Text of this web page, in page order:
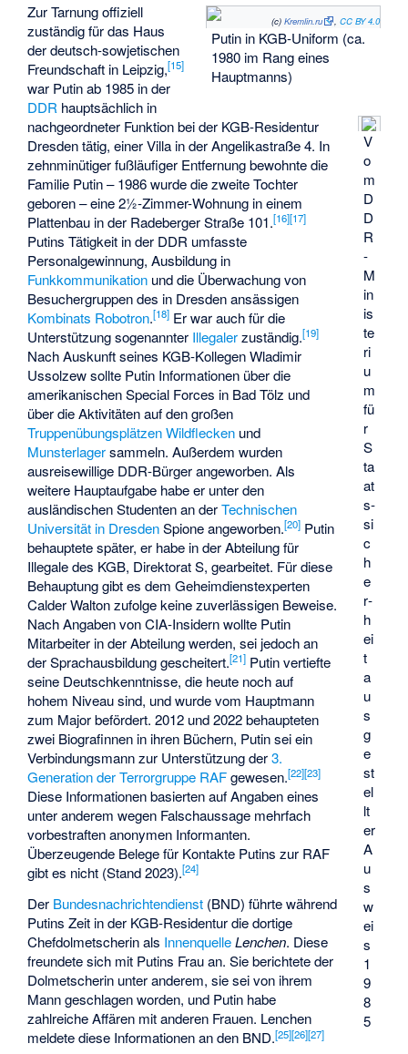
(c) Kremlin.ru , CC BY 4.0
Putin in KGB-Uniform (ca.
1980 im Rang eines
Hauptmanns)
V
o
m
D
D
R
-
M
in
is
te
ri
u
m
fü
r
S
ta
at
s­
si
c
h
e
r­
h
ei
t
a
u
s
g
e
st
el
lt
er
A
u
s
w
ei
s
1
9
8
5
Zur Tarnung offiziell
zuständig für das Haus
der deutsch-sowjetischen
Freundschaft in Leipzig,[15]
war Putin ab 1985 in der
DDR hauptsächlich in
nachgeordneter Funktion bei der KGB-Residentur
Dresdentätig, einer Villa in der Angelikastraße 4. In
zehnminütiger fußläufiger Entfernung bewohnte die
Familie Putin – 1986 wurde die zweite Tochter
geboren – eine 2½-Zimmer-Wohnung in einem
Plattenbau in der Radeberger Straße 101.[16][17]
Putins Tätigkeit in der DDR umfasste
Personalgewinnung, Ausbildung in
Funkkommunikation und die Überwachung von
Besuchergruppen des in Dresden ansässigen
Kombinats Robotron.[18] Er war auch für die
Unterstützung sogenannter Illegalerzuständig.[19]
Nach Auskunft seines KGB-Kollegen Wladimir
Ussolzew sollte Putin Informationen über die
amerikanischen Special Forces in Bad Tölz und
über die Aktivitäten auf den großen
Truppenübungsplätzen Wildflecken und
Munsterlagersammeln. Außerdem wurden
ausreisewillige DDR-Bürger angeworben. Als
weitere Hauptaufgabe habe er unter den
ausländischen Studenten an derTechnischen
Universität in DresdenSpione angeworben.[20] Putin
behauptete später, er habe in der Abteilung für
Illegale des KGB, Direktorat S, gearbeitet. Für diese
Behauptung gibt es dem Geheimdienstexperten
Calder Walton zufolge keine zuverlässigen Beweise.
Nach Angaben von CIA-Insidern wollte Putin
Mitarbeiter in der Abteilung werden, sei jedoch an
der Sprachausbildung gescheitert.[21] Putin vertiefte
seine Deutschkenntnisse, die heute noch auf
hohem Niveau sind, und wurde vom Hauptmann
zum Major befördert. 2012 und 2022 behaupteten
zwei Biografinnen in ihren Büchern, Putin sei ein
Verbindungsmann zur Unterstützung der3.
Generation der Terrorgruppe RAFgewesen.[22][23]
Diese Informationen basierten auf Angaben eines
unter anderem wegen Falschaussage mehrfach
vorbestraften anonymen Informanten.
Überzeugende Belege für Kontakte Putins zur RAF
gibt es nicht (Stand 2023).[24]
Der Bundesnachrichtendienst (BND) führte während
Putins Zeit in der KGB-Residentur die dortige
Chefdolmetscherin als Innenquelle Lenchen. Diese
freundete sich mit Putins Frau an. Sie berichtete der
Dolmetscherin unter anderem, sie sei von ihrem
Mann geschlagen worden, und Putin habe
zahlreiche Affären mit anderen Frauen. Lenchen
meldete diese Informationen an den BND.[25][26][27]